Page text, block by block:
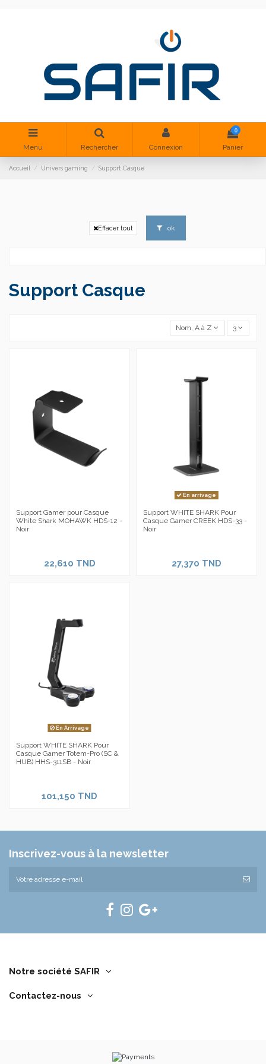
Menu Rechercher Connexion
0
Panier
Accueil Univers gaming Support Casque
Support Casque
Nom, A à Z 3
Support Gamer pour Casque
White Shark MOHAWK HDS-12 -
Noir
22,610 TND
En arrivage
Support WHITE SHARK Pour
Casque Gamer CREEK HDS-33 -
Noir
27,370 TND
En Arrivage
Support WHITE SHARK Pour
Casque Gamer Totem-Pro (SC &
HUB) HHS-311SB - Noir
101,150 TND
Effacer tout ok
Inscrivez-vous à la newsletter
Notre société SAFIR
Contactez-nous